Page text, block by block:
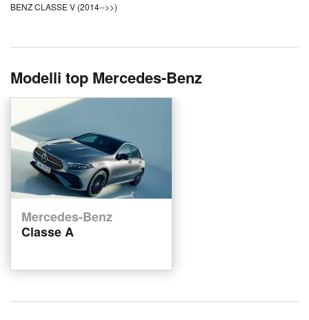
BENZ CLASSE V (2014-->>)
Modelli top Mercedes-Benz
Mercedes-Benz
Classe A